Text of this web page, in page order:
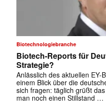
Biotechnologiebranche
Biotech-Reports für
Strategie?
Anlässlich des aktuellen EY-
einem Blick über die
sich fragen: täglich grüßt
man noch einen Stillstand …